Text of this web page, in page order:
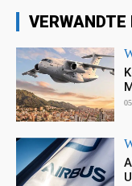
VERWANDTE